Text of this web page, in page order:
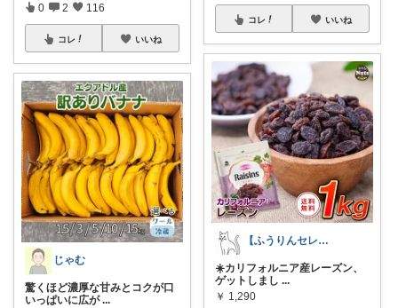
0 2 116
コレ いいね
じゃむ
驚くほど濃厚な甘みとコクが口
いっぱいに広が ...
コレ いいね
【ふうりんセレクト】✨おすすめトレンド✨
☀️カリフォルニア産レーズン、
ゲットしまし ...
￥ 1,290